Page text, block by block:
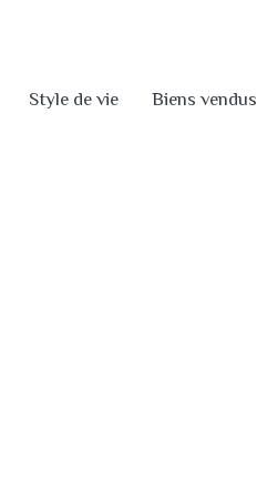
Style de vie Biens vendus